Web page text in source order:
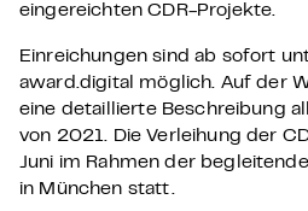
eingereichten CDR-Projekte.
Einreichungen sind ab sofort
award.digital möglich. Auf der
eine detaillierte Beschreibung
von 2021. Die Verleihung der
Juni im Rahmen der
in München statt.